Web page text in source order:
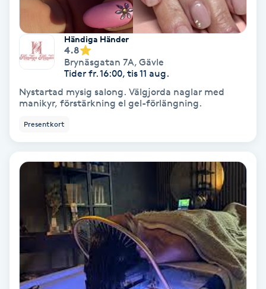
Paraffinbehandling
Pensionärklippning
Permanent
Permanent hårborttagning
Permanent ögonbrynsmakeup
Personal shopper
Personlig tränare
Händiga Händer
4.8
Brynäsgatan 7A, Gävle
Tider fr. 16:00, tis 11 aug.
Nystartad mysig salong. Välgjorda naglar med
manikyr, förstärkning el gel-förlängning.
Presentkort